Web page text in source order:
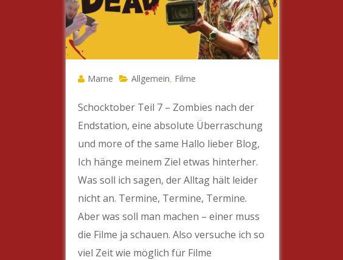
Marne Allgemein Filme
Schocktober Teil 7 – Zombies nach der
Endstation, eine absolute Überraschung
und more of the same Hallo lieber Blog,
Ich hänge meinem Ziel etwas hinterher.
Was soll ich sagen, der Alltag hält leider
nicht an. Termine, Termine, Termine.
Aber was soll man machen – einer muss
die Filme ja schauen. Also versuche ich so
viel Zeit wie möglich für Filme